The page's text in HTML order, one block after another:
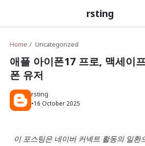
rsting
Home Uncategorized
애플 아이폰17 프로, 맥세이
폰 유저
rsting
•16 October 2025
이 포스팅은 네이버 커넥트 활동의 일환